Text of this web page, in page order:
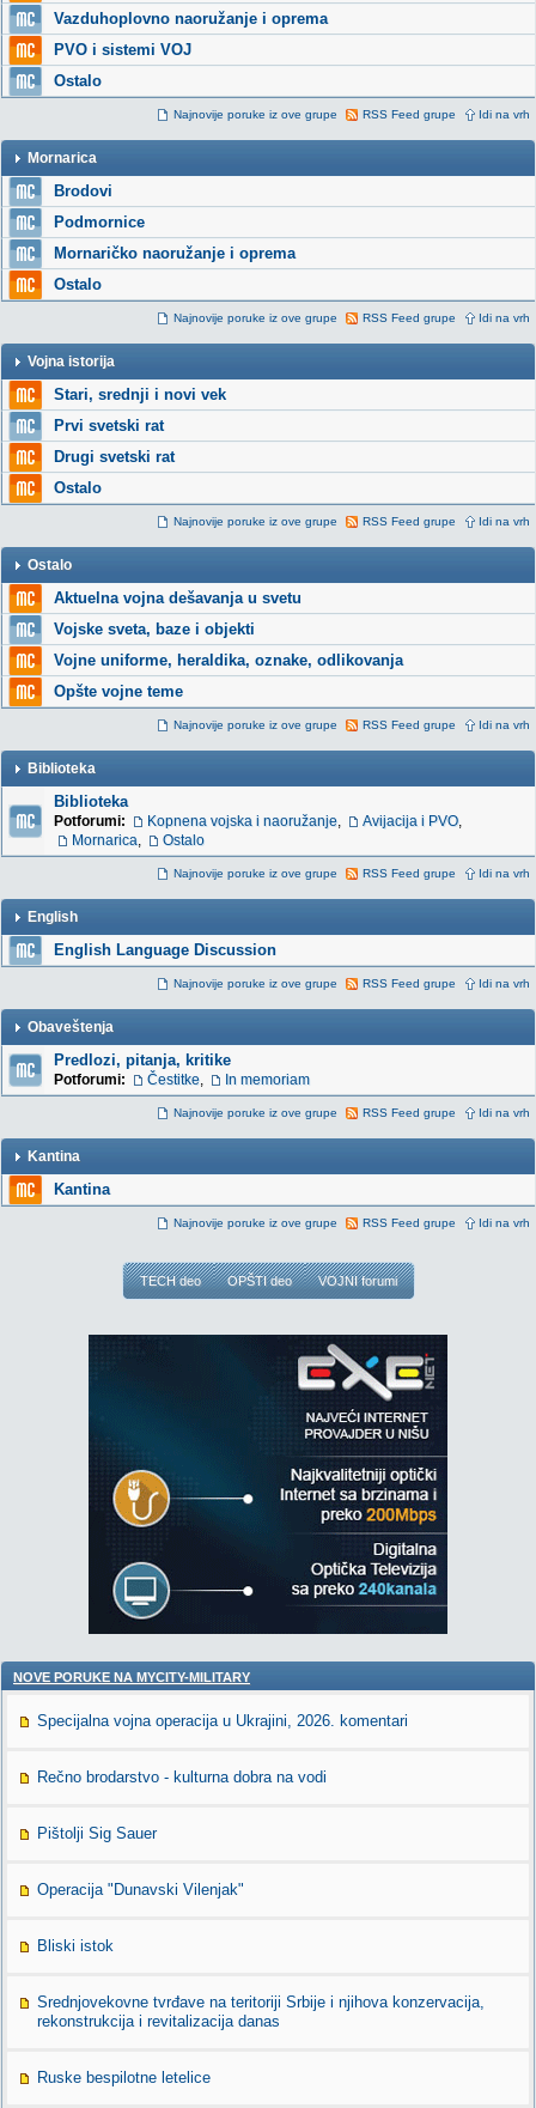
Najnovije poruke iz ove grupe RSS Feed grupe Idi na vrh
Vazduhoplovno naoružanje i oprema
PVO i sistemi VOJ
Ostalo
Mornarica
Najnovije poruke iz ove grupe RSS Feed grupe Idi na vrh
Brodovi
Podmornice
Mornaričko naoružanje i oprema
Ostalo
Vojna istorija
Najnovije poruke iz ove grupe RSS Feed grupe Idi na vrh
Stari, srednji i novi vek
Prvi svetski rat
Drugi svetski rat
Ostalo
Ostalo
Najnovije poruke iz ove grupe RSS Feed grupe Idi na vrh
Aktuelna vojna dešavanja u svetu
Vojske sveta, baze i objekti
Vojne uniforme, heraldika, oznake, odlikovanja
Opšte vojne teme
Biblioteka
Najnovije poruke iz ove grupe RSS Feed grupe Idi na vrh
Biblioteka
Potforumi: Kopnena vojska i naoružanje, Avijacija i PVO,
Mornarica, Ostalo
English
Najnovije poruke iz ove grupe RSS Feed grupe Idi na vrh
English Language Discussion
Obaveštenja
Najnovije poruke iz ove grupe RSS Feed grupe Idi na vrh
Predlozi, pitanja, kritike
Potforumi: Čestitke, In memoriam
Kantina
Najnovije poruke iz ove grupe RSS Feed grupe Idi na vrh
Kantina
TECH deo OPŠTI deo VOJNI forumi
NOVE PORUKE NA MYCITY-MILITARY
Specijalna vojna operacija u Ukrajini, 2026. komentari
Rečno brodarstvo - kulturna dobra na vodi
Pištolji Sig Sauer
Operacija "Dunavski Vilenjak"
Bliski istok
Srednjovekovne tvrđave na teritoriji Srbije i njihova konzervacija,
rekonstrukcija i revitalizacija danas
Ruske bespilotne letelice